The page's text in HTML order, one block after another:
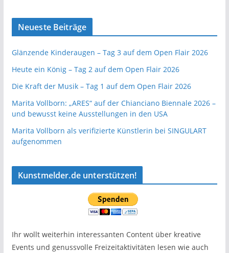
Neueste Beiträge
Glänzende Kinderaugen – Tag 3 auf dem Open Flair 2026
Heute ein König – Tag 2 auf dem Open Flair 2026
Die Kraft der Musik – Tag 1 auf dem Open Flair 2026
Marita Vollborn: „ARES“ auf der Chianciano Biennale 2026 –
und bewusst keine Ausstellungen in den USA
Marita Vollborn als verifizierte Künstlerin bei SINGULART
aufgenommen
Kunstmelder.de unterstützen!
Ihr wollt weiterhin interessanten Content über kreative
Events und genussvolle Freizeitaktivitäten lesen wie auch